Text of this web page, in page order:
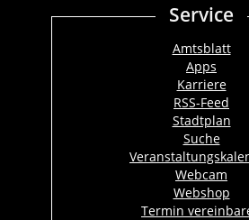
Service
Amtsblatt
Apps
Karriere
RSS-Feed
Stadtplan
Suche
Webcam
Webshop
Termin